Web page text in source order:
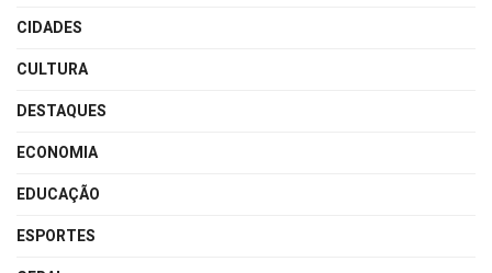
CIDADES
CULTURA
DESTAQUES
ECONOMIA
EDUCAÇÃO
ESPORTES